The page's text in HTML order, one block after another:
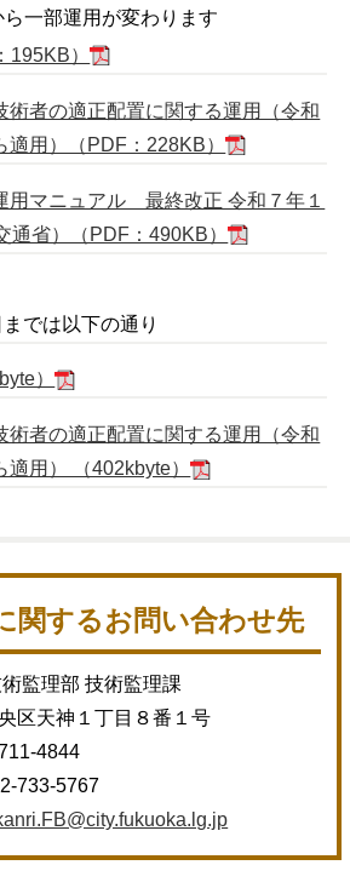
一部運用が変わります
195KB）
術者の適正配置に関する運用（令和
適用）（PDF：228KB）
用マニュアル 最終改正 令和７年１
通省）（PDF：490KB）
では以下の通り
）
術者の適正配置に関する運用（令和
適用） （402kbyte）
関するお問い合わせ先
監理部 技術監理課
区天神１丁目８番１号
4844
733-5767